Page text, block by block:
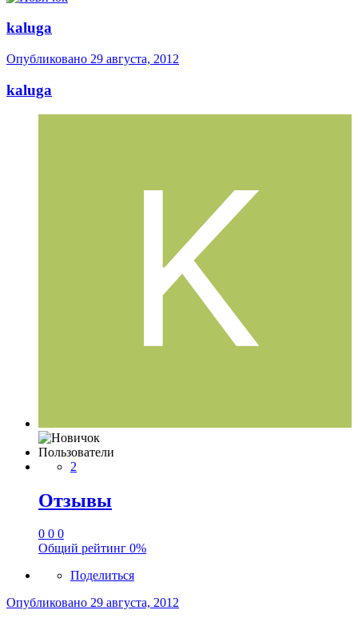
kaluga
Опубликовано 29 августа, 2012
kaluga
Пользователи
2
Отзывы
0 0 0
Общий рейтинг 0%
Поделиться
Опубликовано 29 августа, 2012